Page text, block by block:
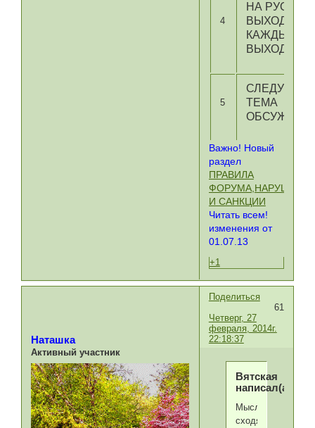
4
НА
ВЫХОДИТ
КАЖДЫЕ
ВЫХОДНЫЕ
5
ТЕМА
Важно! Новый
раздел
ПРАВИЛА
И САНКЦИИ
Читать всем!
изменения от
01.07.13
+1
Поделиться
61
Четверг, 27
февраля, 2014г.
22:18:37
Наташка
Активный участник
Вятская
написал(а):
Мысли
сходятся.